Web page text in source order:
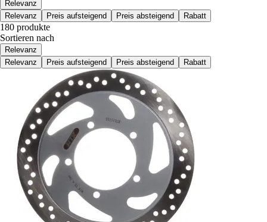
Relevanz
Relevanz
Preis aufsteigend Preis absteigend Rabatt
180 produkte
Sortieren nach
Relevanz
Relevanz
Preis aufsteigend Preis absteigend Rabatt